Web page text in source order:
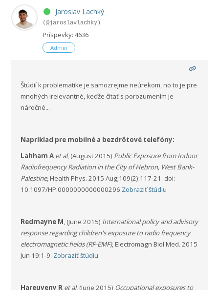
Jaroslav Lachký
(@jaroslavlachky)
Príspevky: 4636
Admin
Štúdií k problematike je samozrejme neúrekom, no to je pre
mnohých irelevantné, keďže čítať s porozumením je
náročné...
Napríklad pre mobilné a bezdrôtové telefóny:
Lahham A et al, (August 2015) Public Exposure from Indoor
Radiofrequency Radiation in the City of Hebron, West Bank-
Palestine, Health Phys. 2015 Aug;109(2):117-21. doi:
10.1097/HP.0000000000000296 Zobraziť štúdiu
Redmayne M, (June 2015) International policy and advisory
response regarding children's exposure to radio frequency
electromagnetic fields (RF-EMF), Electromagn Biol Med. 2015
Jun 19:1-9. Zobraziť štúdiu
Hareuveny R et al, (June 2015) Occupational exposures to